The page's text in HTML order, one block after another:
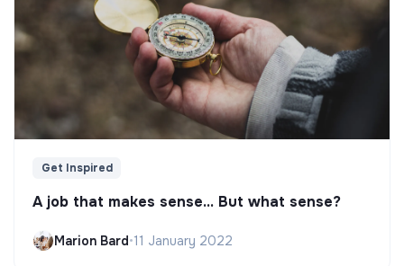
Get Inspired
A job that makes sense... But what sense?
Marion Bard•11 January 2022